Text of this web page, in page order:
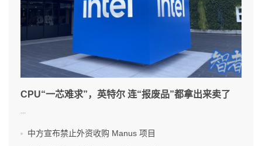
CPU“一芯难求”，英特尔 连“报废品”都拿出来卖了
...
中方宣布禁止外资收购 Manus 项目